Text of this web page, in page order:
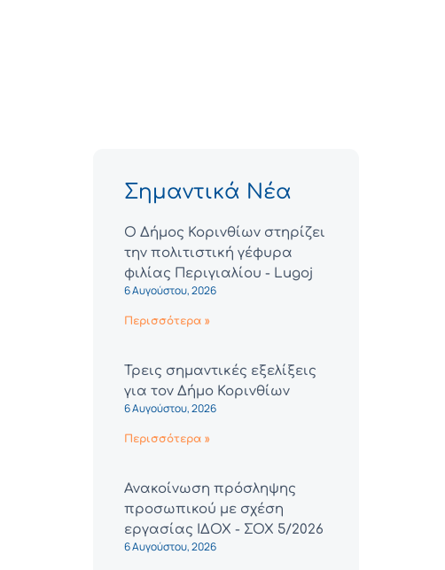
Σημαντικά Νέα
Ο Δήμος Κορινθίων στηρίζει
την πολιτιστική γέφυρα
φιλίας Περιγιαλίου - Lugoj
6 Αυγούστου, 2026
Περισσότερα »
Τρεις σημαντικές εξελίξεις
για τον Δήμο Κορινθίων
6 Αυγούστου, 2026
Περισσότερα »
Ανακοίνωση πρόσληψης
προσωπικού με σχέση
εργασίας ΙΔΟΧ - ΣΟΧ 5/2026
6 Αυγούστου, 2026